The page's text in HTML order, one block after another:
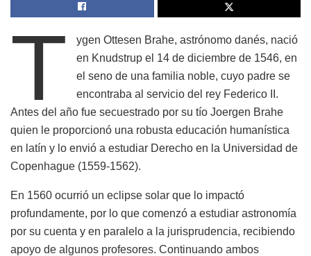
T
ygen Ottesen Brahe, astrónomo danés, nació
en Knudstrup el 14 de diciembre de 1546, en
el seno de una familia noble, cuyo padre se
encontraba al servicio del rey Federico II.
Antes del año fue secuestrado por su tío Joergen Brahe
quien le proporcionó una robusta educación humanística
en latín y lo envió a estudiar Derecho en la Universidad de
Copenhague (1559-1562).
En 1560 ocurrió un eclipse solar que lo impactó
profundamente, por lo que comenzó a estudiar astronomía
por su cuenta y en paralelo a la jurisprudencia, recibiendo
apoyo de algunos profesores. Continuando ambos